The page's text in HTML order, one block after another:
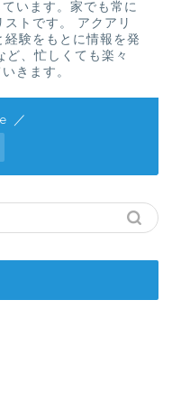
います。家でも常に
トです。 アクアリ
験をもとに情報を発
、忙しくても楽々
きます。
／